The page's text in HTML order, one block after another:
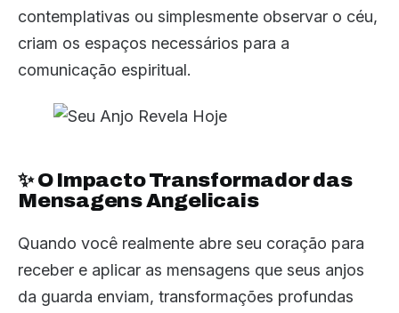
contemplativas ou simplesmente observar o céu,
criam os espaços necessários para a
comunicação espiritual.
✨ O Impacto Transformador das
Mensagens Angelicais
Quando você realmente abre seu coração para
receber e aplicar as mensagens que seus anjos
da guarda enviam, transformações profundas